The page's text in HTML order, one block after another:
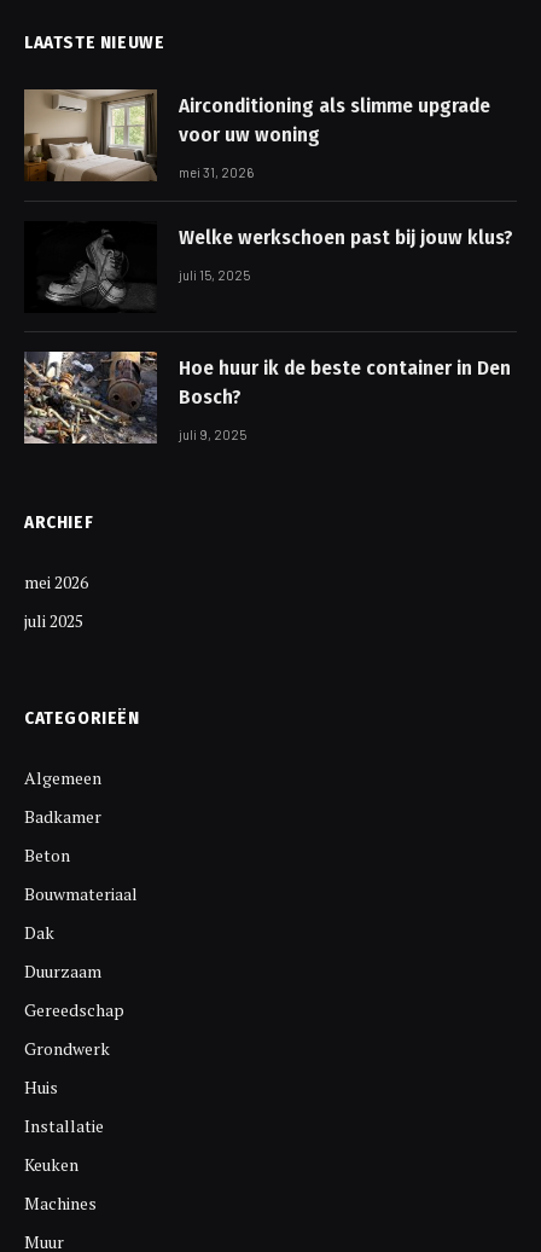
LAATSTE NIEUWE
Airconditioning als slimme upgrade
voor uw woning
mei 31, 2026
Welke werkschoen past bij jouw klus?
juli 15, 2025
Hoe huur ik de beste container in Den
Bosch?
juli 9, 2025
ARCHIEF
mei 2026
juli 2025
CATEGORIEËN
Algemeen
Badkamer
Beton
Bouwmateriaal
Dak
Duurzaam
Gereedschap
Grondwerk
Huis
Installatie
Keuken
Machines
Muur